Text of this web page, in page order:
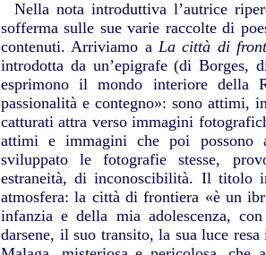
Nella nota introduttiva l’autrice
sofferma sulle sue varie raccolte di
contenuti. Arriviamo aLa città di
introdotta da un’epigrafe (di Borges,
esprimono il mondo interiore della
passionalità e contegno»: sono attimi,
catturati attra verso immagini
attimi e immagini che poi possono
sviluppato le fotografie stesse,
estraneità, di inconoscibilità. Il titolo
atmosfera: la città di frontiera «è un
infanzia e della mia adolescenza,
darsene, il suo transito, la sua luce